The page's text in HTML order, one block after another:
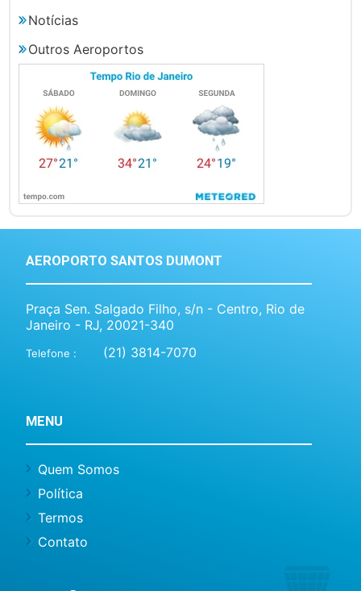
Notícias
Outros Aeroportos
AEROPORTO SANTOS DUMONT
Praça Sen. Salgado Filho, s/n - Centro, Rio de
Janeiro - RJ, 20021-340
Telefone : (21) 3814-7070
MENU
Quem Somos
Política
Termos
Contato